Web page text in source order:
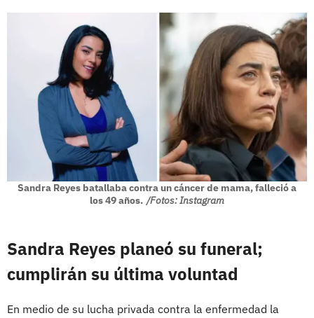
Sandra Reyes batallaba contra un cáncer de mama, falleció a
los 49 años. /Fotos: Instagram
Sandra Reyes planeó su funeral;
cumplirán su última voluntad
En medio de su lucha privada contra la enfermedad la